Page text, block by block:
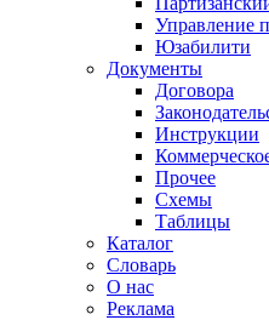
Управление
Юзабилити
Документы
Договора
Инструкции
Прочее
Схемы
Таблицы
Каталог
Словарь
О нас
Реклама